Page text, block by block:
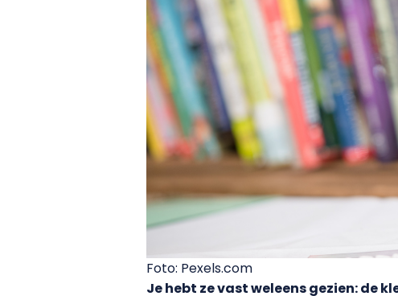
Foto: Pexels.com
Je hebt ze vast weleens gezien: de